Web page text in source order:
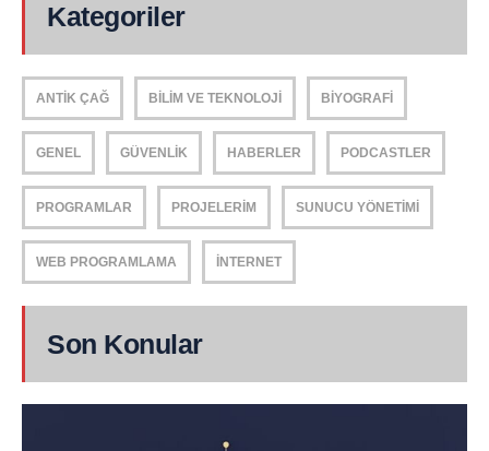
Kategoriler
ANTIK ÇAĞ BILIM VE TEKNOLOJI BIYOGRAFI
GENEL GÜVENLIK HABERLER PODCASTLER
PROGRAMLAR PROJELERIM SUNUCU YÖNETIMI
WEB PROGRAMLAMA İNTERNET
Son Konular